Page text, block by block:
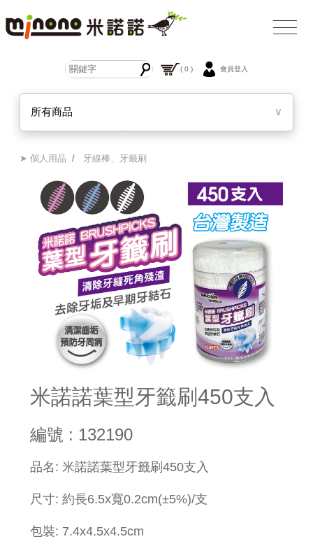
( 0 ) 會員登入
所有商品 ∨
➤ 個人用品 / 牙線棒、牙籤刷
米諾諾葉型牙籤刷450支入
編號 : 132190
​品名: 米諾諾葉型牙籤刷450支入
尺寸: 約長6.5x寬0.2cm(±5%)/支
包裝: 7.4x4.5x4.5cm